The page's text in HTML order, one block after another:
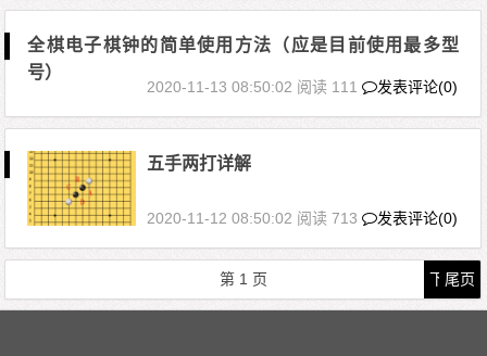
全棋电子棋钟的简单使用方法（应是目前使用最多型
号）
2020-11-13 08:50:02 阅读 111 发表评论(0)
五手两打详解
2020-11-12 08:50:02 阅读 713 发表评论(0)
第 1 页 下一页
尾页